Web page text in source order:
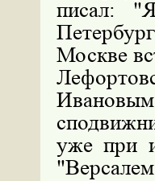
писал:
Москве
уже при